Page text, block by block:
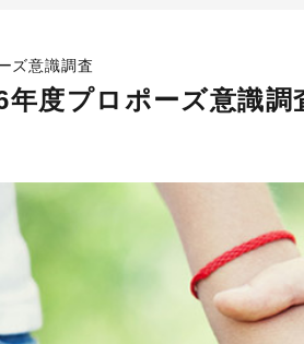
ズ意識調査
年度プロポーズ意識調
指輪
ロポーズリング
指輪のご購入と
ポーズのご相談
I-PRIMO公式サイト
I-PRIMO公式オンライ